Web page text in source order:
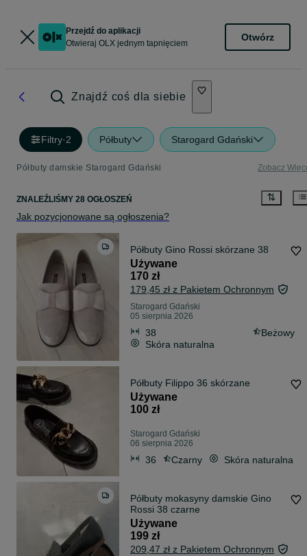
Przejdź do aplikacji
Otwieraj OLX jednym tapnięciem
Otwórz
Znajdź coś dla siebie
Filtry·2 Półbuty Starogard Gdański
Półbuty damskie Starogard Gdański Zobacz
ZNALEŹLIŚMY 28 OGŁOSZEŃ
Jak pozycjonowane są ogłoszenia?
Półbuty Gino Rossi skórzane 38
Używane
170 zł
179,45 zł z Pakietem Ochronnym
Starogard Gdański
05 sierpnia 2026
38
Beżowy
Skóra naturalna
Półbuty Filippo 36 skórzane
Używane
100 zł
Starogard Gdański
06 sierpnia 2026
36 Czarny Skóra naturalna
Półbuty mokasyny damskie Gino
Rossi 38 czarne
Używane
199 zł
209,47 zł z Pakietem Ochronnym